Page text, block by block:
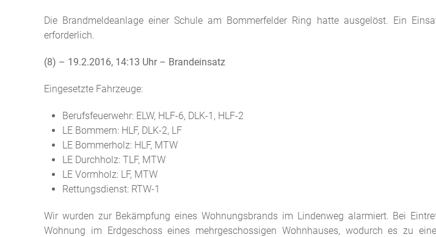
Die Brandmeldeanlage einer Schule am Bommerfelder Ring hatte ausgelöst. Ein
erforderlich.
(8) – 19.2.2016, 14:13 Uhr – Brandeinsatz
Eingesetzte Fahrzeuge:
Berufsfeuerwehr: ELW, HLF-6, DLK-1, HLF-2
LE Bommern: HLF, DLK-2, LF
LE Bommerholz: HLF, MTW
LE Durchholz: TLF, MTW
LE Vormholz: LF, MTW
Rettungsdienst: RTW-1
Wir wurden zur Bekämpfung eines Wohnungsbrands im Lindenweg alarmiert. Bei
Wohnung im Erdgeschoss eines mehrgeschossigen Wohnhauses, wodurch es zu